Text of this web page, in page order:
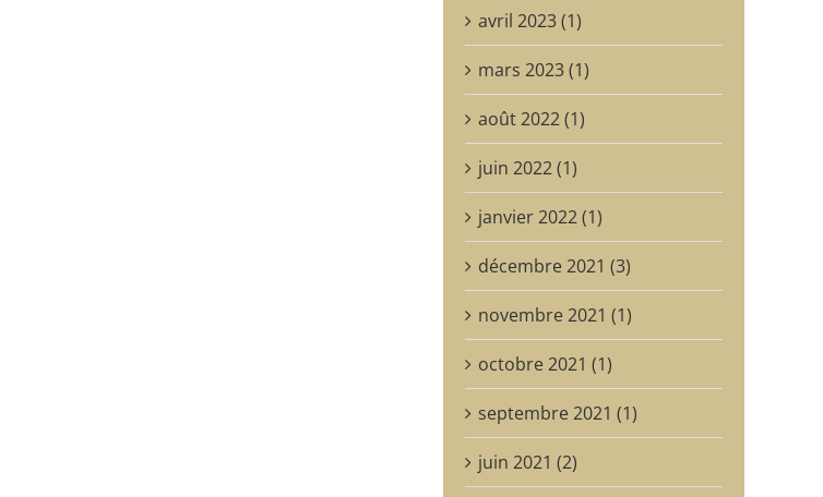
avril 2023 (1)
mars 2023 (1)
août 2022 (1)
juin 2022 (1)
janvier 2022 (1)
décembre 2021 (3)
novembre 2021 (1)
octobre 2021 (1)
septembre 2021 (1)
juin 2021 (2)